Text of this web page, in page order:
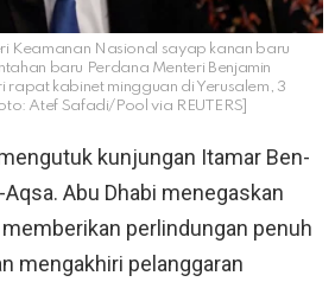
Keamanan Nasional sayap kanan baru
baru Perdana Menteri Benjamin
rapat kabinet mingguan di Yerusalem, 3
Atef Safadi/Pool via REUTERS]
kunjungan Itamar Ben-
Abu Dhabi menegaskan
perlindungan penuh
mengakhiri pelanggaran